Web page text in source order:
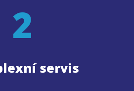
2
servis